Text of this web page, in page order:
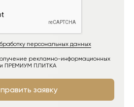
персональных данных
рекламно-информационных
ПРЕМИУМ ПЛИТКА
заявку